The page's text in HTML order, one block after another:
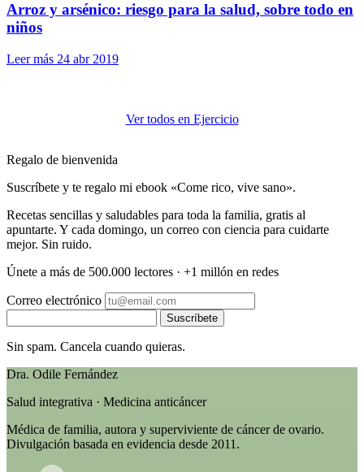
Arroz y arsénico: riesgo para la salud, sobre todo en
niños
Leer más 24 abr 2019
Ver todos en Ejercicio
Regalo de bienvenida
Suscríbete y te regalo mi ebook «Come rico, vive sano».
Recetas sencillas y saludables para toda la familia, gratis al
apuntarte. Y cada domingo, un correo con ciencia para cuidarte
mejor. Sin ruido.
Únete a más de 500.000 lectores · +1 millón en redes
Correo electrónico
Suscríbete
Sin spam. Cancela cuando quieras.
Dra. Odile Fernández
Salud integrativa · Medicina anticáncer
Médica de familia, autora y superviviente de cáncer de ovario.
Divulgación basada en evidencia desde 2011.